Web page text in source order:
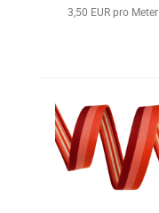
3,50 EUR pro Meter